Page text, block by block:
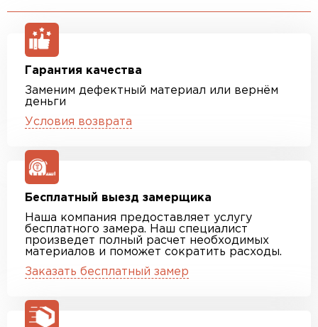
Гарантия качества
Заменим дефектный материал или вернём
деньги
Условия возврата
Бесплатный выезд замерщика
Наша компания предоставляет услугу
бесплатного замера. Наш специалист
произведет полный расчет необходимых
материалов и поможет сократить расходы.
Заказать бесплатный замер